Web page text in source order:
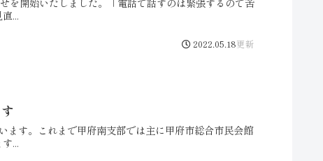
...
2022.05.18
ます。これまで甲府南支部では主に甲府市総合市民会館
...